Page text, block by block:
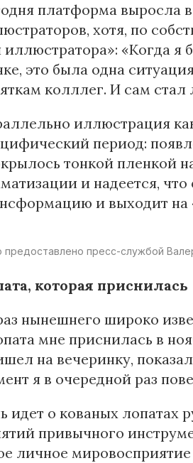
платформа выросла
хотя, по
иллюстратора»: «Когда я
это была одна
колллег. И сам
иллюстрация
период:
тонкой пленкой
и надеется,
и выходит на
предоставлено пресс-службой
которая приснилась
нынешнего широко
мне приснилась в
на вечеринку,
я в очередной раз
идет о кованых лопатах
привычного
личное мировосприятие